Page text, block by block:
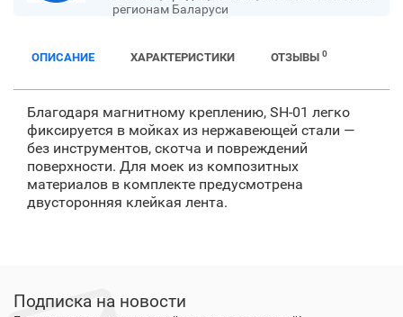
регионам Баларуси
ОПИСАНИЕ ХАРАКТЕРИСТИКИ ОТЗЫВЫ 0
Благодаря магнитному креплению, SH-01 легко
фиксируется в мойках из нержавеющей стали —
без инструментов, скотча и повреждений
поверхности. Для моек из композитных
материалов в комплекте предусмотрена
двусторонняя клейкая лента.
Подписка на новости